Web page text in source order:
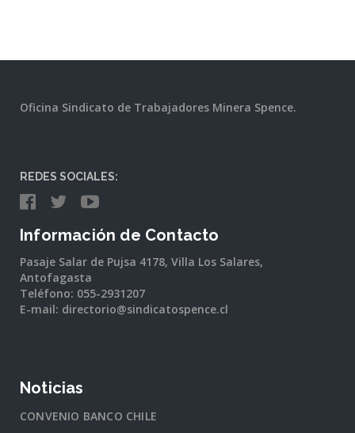
Oficina Sindicato de Trabajadores Minera Spence.
REDES SOCIALES:
Información de Contacto
Pasaje Salar de Pujsa 4178, Villa Los Salares,
Antofagasta
Teléfono: 055-2931207
E-mail: directorio@sindicatospence.cl
Noticias
CONVENIO BANCO CHILE